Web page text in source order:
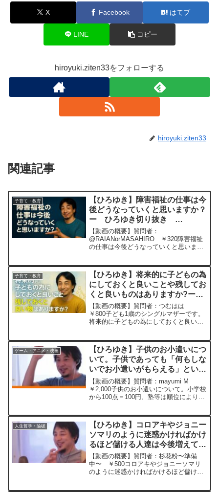
X Facebook はてブ
LINE コピー
hiroyuki.ziten33をフォローする
hiroyuki.ziten33
関連記事
子育て・教育
【ひろゆき】障害福祉の仕事は今
後どうなっていくと思いますか？
ー ひろゆき切り抜き
202051129
【動画の概要】質問者：
@RAIANorMASAHIRO ￥320障害福祉
の仕事は今後どうなっていくと思います
動画で、寄せられた質問について、一問
一答形式にして...
子育て・教育
【ひろゆき】将来的に子どもの為
にしておくと良いことや残してお
くと良いものはありますか?ー
ひろゆき切り抜き 20251025
【動画の概要】質問者：つむはは
￥800子ども1歳のシングルマザーです。
将来的に子どもの為にしておくと良いこ
認知無し養育費無しなので遺産など父親
側のお金関係のアテは...
ゲーム・アニメ・映画
【ひろゆき】子供のお小遣いにつ
いて。子供であっても「何もしな
いでお小遣いがもらえる」という
のはおかしいという考えです。
間違ってる？ー ひろゆき切り抜
き 20240930
【動画の概要】質問者：mayumi M
￥2,000子供のお小遣いについて。小学校
から100点＝100円、塾等は順位によりボ
小遣いがもらえる」というのはおかしい
と...
人生哲学・論破
【ひろゆき】コロアキやジョニー
ソマリのように迷惑かければかけ
るほど儲ける人達は今後増えてい
くと思いますか？今後、こういっ
た迷惑系に規制が入ったりすると
思いますか？ー ひろゆき切り抜
【動画の概要】質問者：杉花粉〜準備
中〜 ￥500コロアキやジョニーソマリ
のように迷惑かければかけるほど儲ける